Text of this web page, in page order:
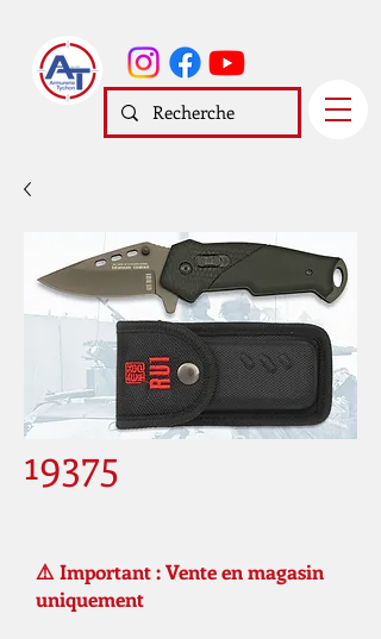
19375
⚠️ Important : Vente en magasin
uniquement